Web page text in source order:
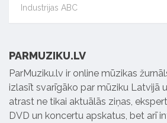
Industrijas ABC
PARMUZIKU.LV
ParMuziku.lv ir online mūzikas
izlasīt svarīgāko par mūziku Latvijā
atrast ne tikai aktuālās ziņas,
DVD un koncertu apskatus, bet arī